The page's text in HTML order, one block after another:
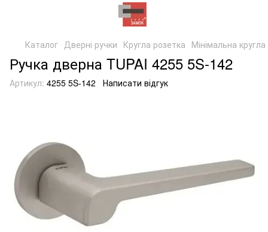
Каталог Дверні ручки Кругла розетка Мінімальна
Ручка дверна TUPAI 4255 5S-142
Артикул: 4255 5S-142 Написати відгук